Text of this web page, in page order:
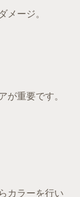
メージ。
が重要です。
カラーを行い